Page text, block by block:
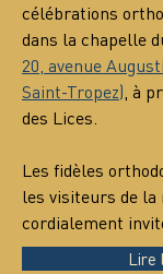
célébrations
dans la chapelle
20, avenue
Saint-Tropez), à
des Lices.
Les fidèles
les visiteurs de la
cordialement
Lire